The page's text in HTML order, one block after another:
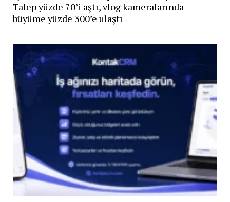
Talep yüzde 70’i aştı, vlog kameralarında
büyüme yüzde 300’e ulaştı